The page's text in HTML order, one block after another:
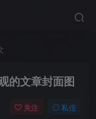
的文章封面图
关注 私信